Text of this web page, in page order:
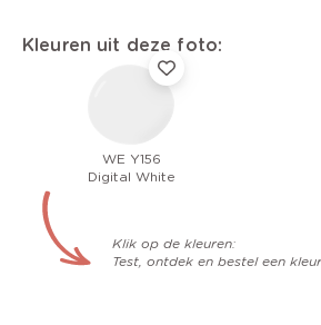
Kleuren uit deze foto:
WE Y156
Digital White
Klik op de kleuren:
Test, ontdek en bestel een